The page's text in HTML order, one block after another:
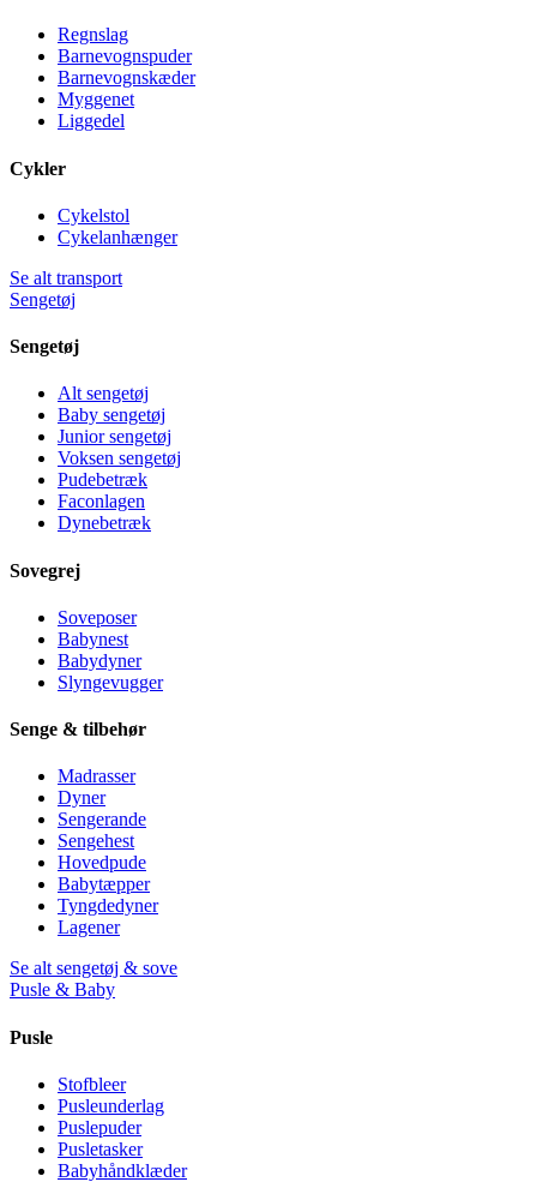
Regnslag
Barnevognspuder
Barnevognskæder
Myggenet
Liggedel
Cykler
Cykelstol
Cykelanhænger
Se alt transport
Sengetøj
Sengetøj
Alt sengetøj
Baby sengetøj
Junior sengetøj
Voksen sengetøj
Pudebetræk
Faconlagen
Dynebetræk
Sovegrej
Soveposer
Babynest
Babydyner
Slyngevugger
Senge & tilbehør
Madrasser
Dyner
Sengerande
Sengehest
Hovedpude
Babytæpper
Tyngdedyner
Lagener
Se alt sengetøj & sove
Pusle & Baby
Pusle
Stofbleer
Pusleunderlag
Puslepuder
Pusletasker
Babyhåndklæder